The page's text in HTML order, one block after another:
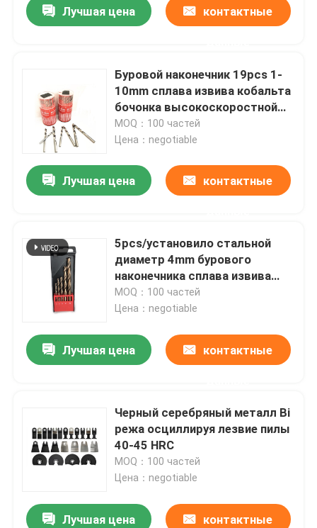
Лучшая цена контактные
Буровой наконечник 19pcs 1-
10mm сплава извива кобальта
бочонка высокоскоростной
стальной
MOQ：100 частей
Цена：negotiable
Лучшая цена контактные
5pcs/установило стальной
диаметр 4mm бурового
наконечника сплава извива
5mm 6mm
MOQ：100 частей
Цена：negotiable
Лучшая цена контактные
Черный серебряный металл Bi
режа осциллируя лезвие пилы
40-45 HRC
MOQ：100 частей
Цена：negotiable
Лучшая цена контактные